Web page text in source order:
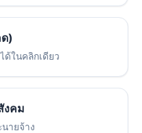
)
ด้ในคลิกเดียว
งคม
ายจ้าง